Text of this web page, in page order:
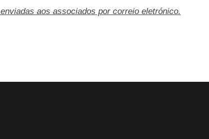
aos associados por correio eletrónico.